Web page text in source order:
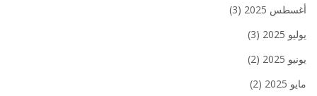
أغسطس 2025
(3)
يوليو 2025
(3)
يونيو 2025
(2)
مايو 2025
(2)